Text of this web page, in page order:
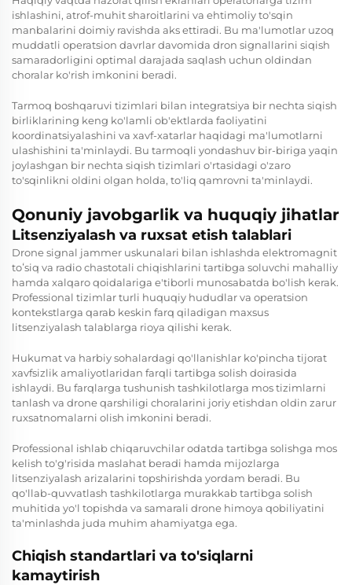
ishlashini, atrof-muhit sharoitlarini va ehtimoliy to'sqin
manbalarini doimiy ravishda aks ettiradi. Bu ma'lumotlar uzoq
muddatli operatsion davrlar davomida dron signallarini siqish
samaradorligini optimal darajada saqlash uchun oldindan
choralar ko'rish imkonini beradi.
Tarmoq boshqaruvi tizimlari bilan integratsiya bir nechta siqish
birliklarining keng ko'lamli ob'ektlarda faoliyatini
koordinatsiyalashini va xavf-xatarlar haqidagi ma'lumotlarni
ulashishini ta'minlaydi. Bu tarmoqli yondashuv bir-biriga yaqin
joylashgan bir nechta siqish tizimlari o'rtasidagi o'zaro
to'sqinlikni oldini olgan holda, to'liq qamrovni ta'minlaydi.
Qonuniy javobgarlik va huquqiy jihatlar
Litsenziyalash va ruxsat etish talablari
Drone signal jammer uskunalari bilan ishlashda elektromagnit
toʻsiq va radio chastotali chiqishlarini tartibga soluvchi mahalliy
hamda xalqaro qoidalariga e'tiborli munosabatda bo'lish kerak.
Professional tizimlar turli huquqiy hududlar va operatsion
kontekstlarga qarab keskin farq qiladigan maxsus
litsenziyalash talablarga rioya qilishi kerak.
Hukumat va harbiy sohalardagi qo'llanishlar ko'pincha tijorat
xavfsizlik amaliyotlaridan farqli tartibga solish doirasida
ishlaydi. Bu farqlarga tushunish tashkilotlarga mos tizimlarni
tanlash va drone qarshiligi choralarini joriy etishdan oldin zarur
ruxsatnomalarni olish imkonini beradi.
Professional ishlab chiqaruvchilar odatda tartibga solishga mos
kelish to'g'risida maslahat beradi hamda mijozlarga
litsenziyalash arizalarini topshirishda yordam beradi. Bu
qo'llab-quvvatlash tashkilotlarga murakkab tartibga solish
muhitida yo'l topishda va samarali drone himoya qobiliyatini
ta'minlashda juda muhim ahamiyatga ega.
Chiqish standartlari va to'siqlarni
kamaytirish